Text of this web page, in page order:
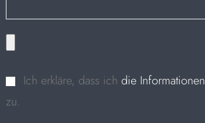
Ich erkläre, dass ich die Informationen
zu.